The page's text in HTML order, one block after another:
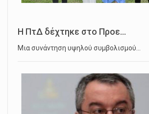
Η ΠτΔ δέχτηκε στο Προε...
Μια συνάντηση υψηλού συμβολισμού…